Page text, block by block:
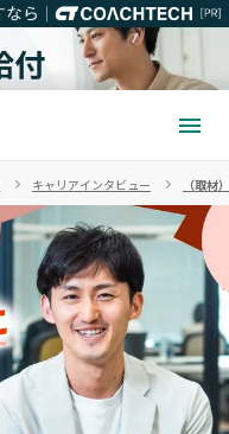
キャリアインタビュー （取